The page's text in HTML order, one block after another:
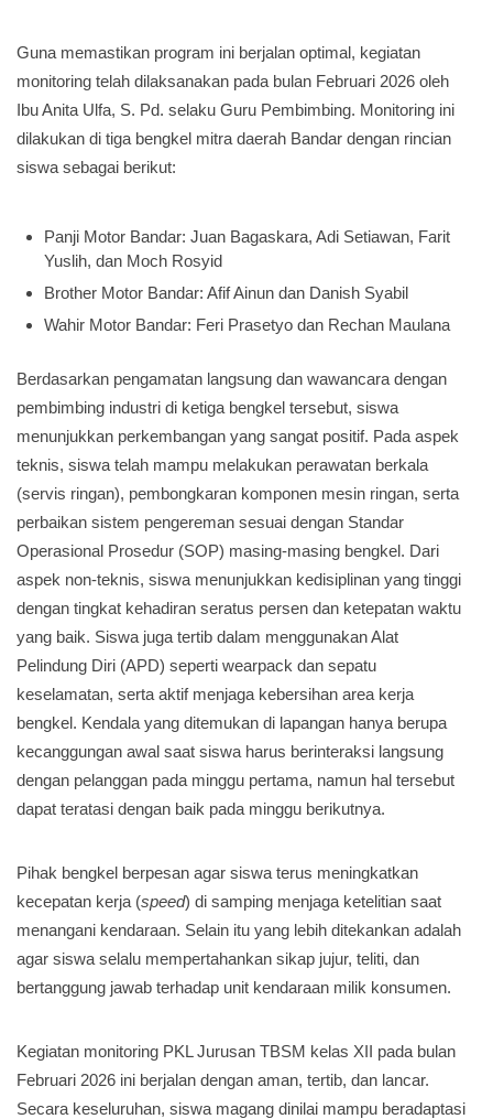
Guna memastikan program ini berjalan optimal, kegiatan
monitoring telah dilaksanakan pada bulan Februari 2026 oleh
Ibu Anita Ulfa, S. Pd. selaku Guru Pembimbing. Monitoring ini
dilakukan di tiga bengkel mitra daerah Bandar dengan rincian
siswa sebagai berikut:
Panji Motor Bandar: Juan Bagaskara, Adi Setiawan, Farit
Yuslih, dan Moch Rosyid
Brother Motor Bandar: Afif Ainun dan Danish Syabil
Wahir Motor Bandar: Feri Prasetyo dan Rechan Maulana
Berdasarkan pengamatan langsung dan wawancara dengan
pembimbing industri di ketiga bengkel tersebut, siswa
menunjukkan perkembangan yang sangat positif. Pada aspek
teknis, siswa telah mampu melakukan perawatan berkala
(servis ringan), pembongkaran komponen mesin ringan, serta
perbaikan sistem pengereman sesuai dengan Standar
Operasional Prosedur (SOP) masing-masing bengkel. Dari
aspek non-teknis, siswa menunjukkan kedisiplinan yang tinggi
dengan tingkat kehadiran seratus persen dan ketepatan waktu
yang baik. Siswa juga tertib dalam menggunakan Alat
Pelindung Diri (APD) seperti wearpack dan sepatu
keselamatan, serta aktif menjaga kebersihan area kerja
bengkel. Kendala yang ditemukan di lapangan hanya berupa
kecanggungan awal saat siswa harus berinteraksi langsung
dengan pelanggan pada minggu pertama, namun hal tersebut
dapat teratasi dengan baik pada minggu berikutnya.
Pihak bengkel berpesan agar siswa terus meningkatkan
kecepatan kerja (speed) di samping menjaga ketelitian saat
menangani kendaraan. Selain itu yang lebih ditekankan adalah
agar siswa selalu mempertahankan sikap jujur, teliti, dan
bertanggung jawab terhadap unit kendaraan milik konsumen.
Kegiatan monitoring PKL Jurusan TBSM kelas XII pada bulan
Februari 2026 ini berjalan dengan aman, tertib, dan lancar.
Secara keseluruhan, siswa magang dinilai mampu beradaptasi